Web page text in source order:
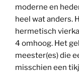
moderne en
heel wat anders.
hermetisch
4 omhoog. Het
meester(es) die
misschien een